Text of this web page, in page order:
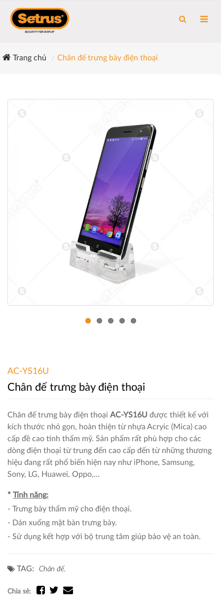
Trang chủ Chân đế trưng bày điện thoại
AC-YS16U
Chân đế trưng bày điện thoại
Chân đế trưng bày điện thoại AC-YS16U được thiết kế với
kích thước nhỏ gọn, hoàn thiện từ nhựa Acryic (Mica) cao
cấp đề cao tính thẩm mỹ. Sản phẩm rất phù hợp cho các
dòng điện thoại từ trung đến cao cấp đến từ những thương
hiệu đang rất phổ biến hiện nay như iPhone, Samsung,
Sony, LG, Huawei, Oppo,…
* Tính năng:
- Trưng bày thẩm mỹ cho điện thoại.
- Dán xuống mặt bàn trưng bày.
- Sử dụng kết hợp với bộ trung tâm giúp bảo vệ an toàn.
TAG: Chân đế.
Chia sẻ: